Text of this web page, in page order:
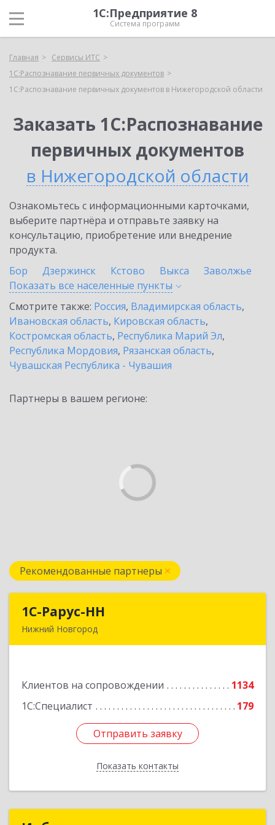
1С:Предприятие 8
Система программ
Главная
Сервисы ИТС
1С:Распознавание первичных документов
1С:Распознавание первичных документов в Нижегородской области
Заказать 1С:Распознавание
первичных документов
в Нижегородской области
Ознакомьтесь с информационными карточками,
выберите партнёра и отправьте заявку на
консультацию, приобретение или внедрение
продукта.
Бор
Дзержинск Кстово Выкса
Заволжье
Показать все населенные пункты
Смотрите также: Россия, Владимирская область,
Ивановская область, Кировская область,
Костромская область, Республика Марий Эл,
Республика Мордовия, Рязанская область,
Чувашская Республика - Чувашия
Партнеры в вашем регионе:
Рекомендованные партнеры
1С-Рарус-НН
Нижний Новгород
Клиентов на сопровождении
1134
1С:Специалист
179
Отправить заявку
Показать контакты
Подробнее
Отправить заявку
Назад